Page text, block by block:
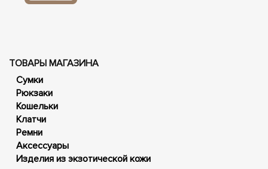
ТОВАРЫ МАГАЗИНА
Сумки
Рюкзаки
Кошельки
Клатчи
Ремни
Аксессуары
Изделия из экзотической кожи